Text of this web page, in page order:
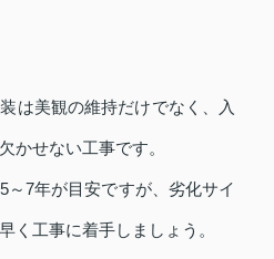
は美観の維持だけでなく、入
かせない工事です。
～7年が目安ですが、劣化サイ
く工事に着手しましょう。